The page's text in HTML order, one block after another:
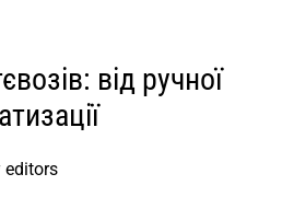
від ручної
editors